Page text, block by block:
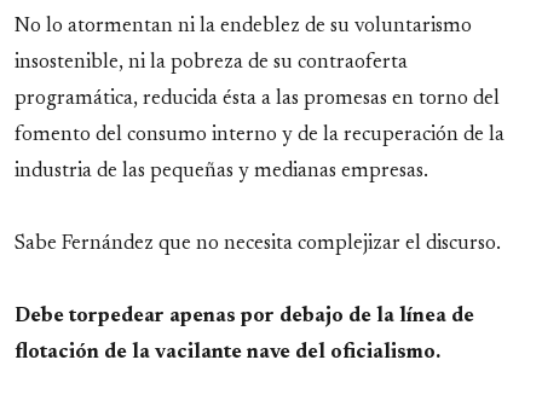
No lo atormentan ni la endeblez de su voluntarismo
insostenible, ni la pobreza de su contraoferta
programática, reducida ésta a las promesas en torno del
fomento del consumo interno y de la recuperación de la
industria de las pequeñas y medianas empresas.
Sabe Fernández que no necesita complejizar el discurso.
Debe torpedear apenas por debajo de la línea de
flotación de la vacilante nave del oficialismo.